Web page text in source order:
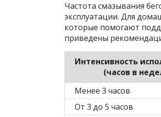
Частота смазывания
эксплуатации. Для
которые помогают
приведены
Интенсивность
(часов в
Менее 3 часов
От 3 до 5 часов